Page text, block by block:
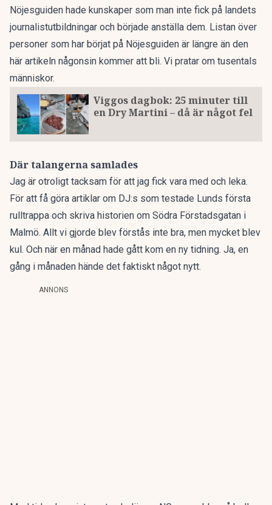
Nöjesguiden hade kunskaper som man inte fick på landets
journalistutbildningar och började anställa dem. Listan över
personer som har börjat på Nöjesguiden är längre än den
här artikeln någonsin kommer att bli. Vi pratar om tusentals
människor.
Viggos dagbok: 25 minuter till
en Dry Martini – då är något fel
Där talangerna samlades
Jag är otroligt tacksam för att jag fick vara med och leka.
För att få göra artiklar om DJ:s som testade Lunds första
rulltrappa och skriva historien om Södra Förstadsgatan i
Malmö. Allt vi gjorde blev förstås inte bra, men mycket blev
kul. Och när en månad hade gått kom en ny tidning. Ja, en
gång i månaden hände det faktiskt något nytt.
ANNONS